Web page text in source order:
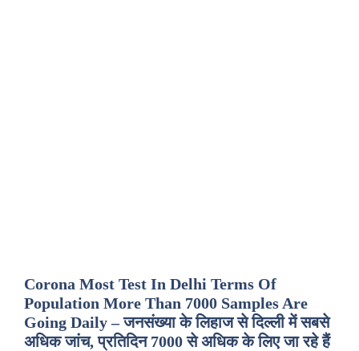
Corona Most Test In Delhi Terms Of
Population More Than 7000 Samples Are
Going Daily – जनसंख्या के लिहाज से दिल्ली में सबसे
अधिक जांच, प्रतिदिन 7000 से अधिक के लिए जा रहे हैं